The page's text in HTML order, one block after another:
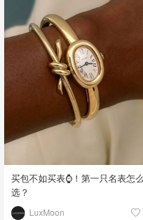
买包不如买表⌚️！第一只名表怎么
选？
LuxMoon